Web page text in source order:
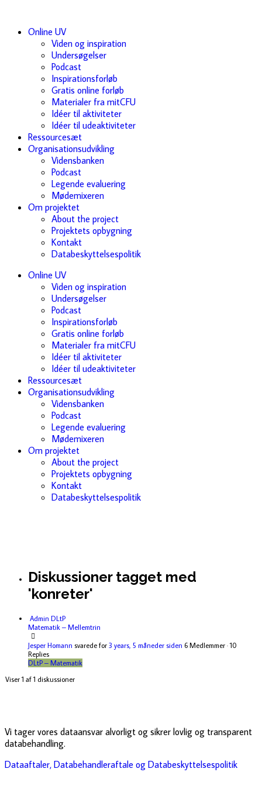
Online UV
Viden og inspiration
Undersøgelser
Podcast
Inspirationsforløb
Gratis online forløb
Materialer fra mitCFU
Idéer til aktiviteter
Idéer til udeaktiviteter
Ressourcesæt
Organisationsudvikling
Vidensbanken
Podcast
Legende evaluering
Mødemixeren
Om projektet
About the project
Projektets opbygning
Kontakt
Databeskyttelsespolitik
Online UV
Viden og inspiration
Undersøgelser
Podcast
Inspirationsforløb
Gratis online forløb
Materialer fra mitCFU
Idéer til aktiviteter
Idéer til udeaktiviteter
Ressourcesæt
Organisationsudvikling
Vidensbanken
Podcast
Legende evaluering
Mødemixeren
Om projektet
About the project
Projektets opbygning
Kontakt
Databeskyttelsespolitik
Diskussioner tagget med
'konreter'
Admin DLtP
Matematik – Mellemtrin
Jesper Homann svarede for 3 years, 5 måneder siden 6 Medlemmer · 10
Replies
DLtP – Matematik
Viser 1 af 1 diskussioner
Vi tager vores dataansvar alvorligt og sikrer lovlig og transparent
databehandling.
Dataaftaler, Databehandleraftale og Databeskyttelsespolitik